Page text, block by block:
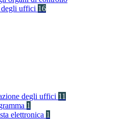
uffici 16
degli uffici 11
1
elettronica 1